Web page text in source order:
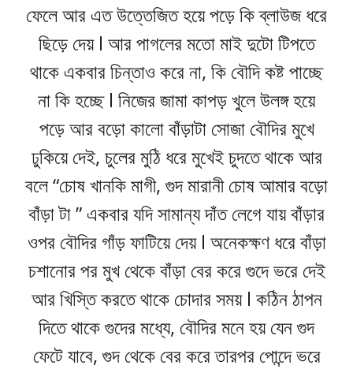
ফেলে আর এত উত্তেজিত হয়ে পড়ে কি ব্লাউজ ধরে
ছিড়ে দেয় l আর পাগলের মতো মাই দুটো টিপতে
থাকে একবার চিন্তাও করে না, কি বৌদি কষ্ট পাচ্ছে
না কি হচ্ছে l নিজের জামা কাপড় খুলে উলঙ্গ হয়ে
পড়ে আর বড়ো কালো বাঁড়াটা সোজা বৌদির মুখে
ঢুকিয়ে দেই, চুলের মুঠি ধরে মুখেই চুদতে থাকে আর
বলে “চোষ খানকি মাগী, গুদ মারানী চোষ আমার বড়ো
বাঁড়া টা ” একবার যদি সামান্য দাঁত লেগে যায় বাঁড়ার
ওপর বৌদির গাঁড় ফাটিয়ে দেয় l অনেকক্ষণ ধরে বাঁড়া
চশানোর পর মুখ থেকে বাঁড়া বের করে গুদে ভরে দেই
আর খিস্তি করতে থাকে চোদার সময় l কঠিন ঠাপন
দিতে থাকে গুদের মধ্যে, বৌদির মনে হয় যেন গুদ
ফেটে যাবে, গুদ থেকে বের করে তারপর পোন্দে ভরে